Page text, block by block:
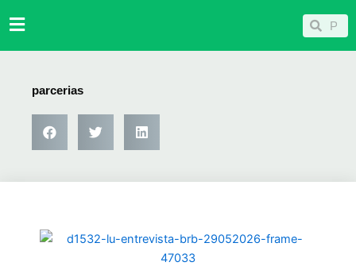
para
Pesquisar
parcerias